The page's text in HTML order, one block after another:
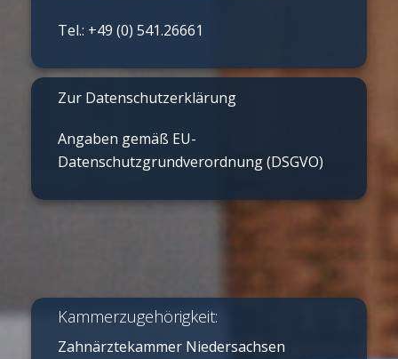
Tel.: +49 (0) 541.26661
Zur Datenschutzerklärung
Angaben gemäß EU-
Datenschutzgrundverordnung (DSGVO)
Kammerzugehörigkeit:
Zahnärztekammer Niedersachsen